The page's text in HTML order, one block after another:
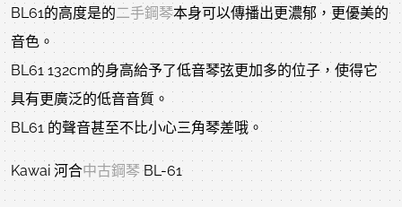
BL61的高度是的二手鋼琴本身可以傳播出更濃郁，更優美的
音色。
BL61 132cm的身高給予了低音琴弦更加多的位子，使得它
具有更廣泛的低音音質。
BL61 的聲音甚至不比小心三角琴差哦。
Kawai 河合中古鋼琴BL-61